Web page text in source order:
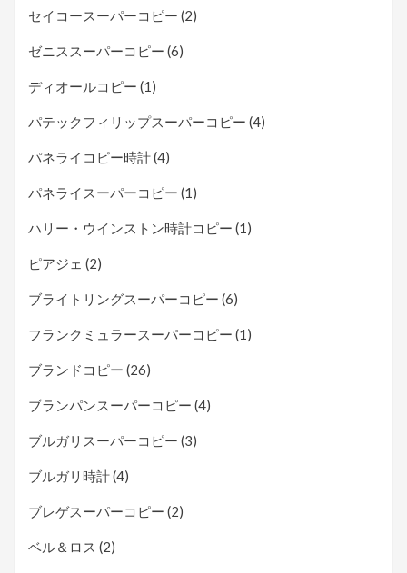
セイコースーパーコピー (2)
ゼニススーパーコピー (6)
ディオールコピー (1)
パテックフィリップスーパーコピー (4)
パネライコピー時計(4)
パネライスーパーコピー (1)
ハリー・ウインストン時計コピー (1)
ピアジェ (2)
ブライトリングスーパーコピー (6)
フランクミュラースーパーコピー (1)
ブランドコピー (26)
ブランパンスーパーコピー (4)
ブルガリスーパーコピー (3)
ブルガリ時計(4)
ブレゲスーパーコピー (2)
ベル＆ロス (2)